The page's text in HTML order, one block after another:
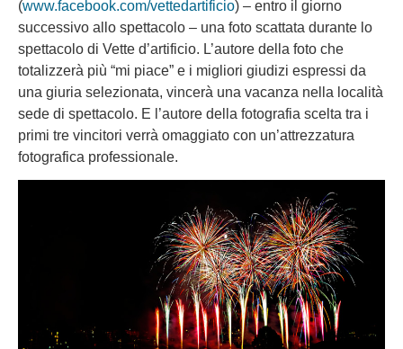
(www.facebook.com/vettedartificio) – entro il giorno
successivo allo spettacolo – una foto scattata durante lo
spettacolo di Vette d’artificio. L’autore della foto che
totalizzerà più “mi piace” e i migliori giudizi espressi da
una giuria selezionata, vincerà una vacanza nella località
sede di spettacolo. E l’autore della fotografia scelta tra i
primi tre vincitori verrà omaggiato con un’attrezzatura
fotografica professionale.